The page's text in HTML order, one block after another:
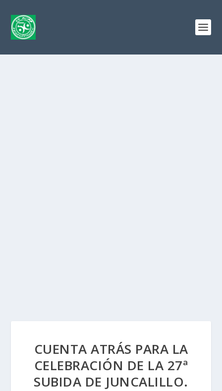
CUENTA ATRÁS PARA LA
CELEBRACIÓN DE LA 27ª
SUBIDA DE JUNCALILLO.